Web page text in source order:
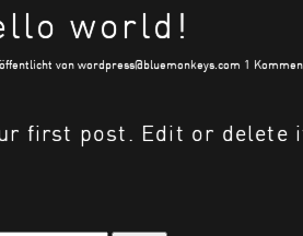
world!
von wordpress@bluemonkeys.com 1
first post. Edit or